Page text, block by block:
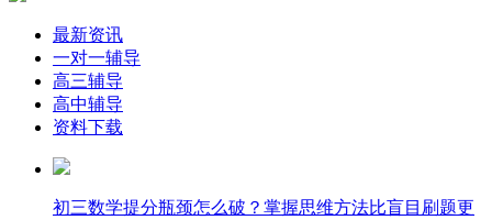
最新资讯
一对一辅导
高三辅导
高中辅导
资料下载
​初三数学提分瓶颈怎么破？掌握思维方法比盲目刷题更